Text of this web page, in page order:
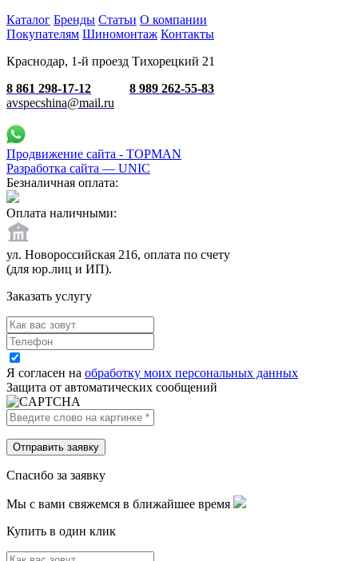
Каталог Бренды Статьи О компании
Покупателям Шиномонтаж Контакты
Краснодар, 1-й проезд Тихорецкий 21
8 861 298-17-12
8 989 262-55-83
avspecshina@mail.ru
Продвижение сайта - TOPMAN
Разработка сайта — UNIC
Безналичная оплата:
Оплата наличными:
ул. Новороссийская 216, оплата по счету
(для юр.лиц и ИП).
Заказать услугу
Я согласен на обработку моих персональных данных
Защита от автоматических сообщений
Спасибо за заявку
Мы с вами свяжемся в ближайшее время
Купить в один клик